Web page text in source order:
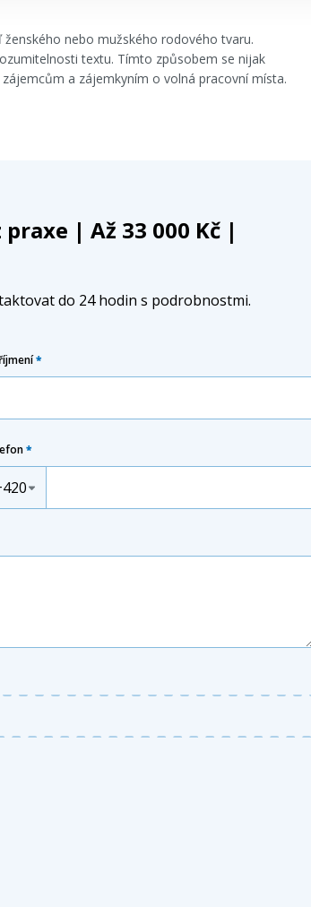
nebo mužského rodového tvaru.
textu. Tímto způsobem se nijak
a zájemkyním o volná pracovní místa.
| Až 33 000 Kč |
do 24 hodin s podrobnostmi.
*
*